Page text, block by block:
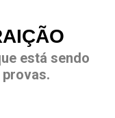
está sendo